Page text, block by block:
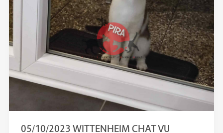
05/10/2023 WITTENHEIM CHAT VU